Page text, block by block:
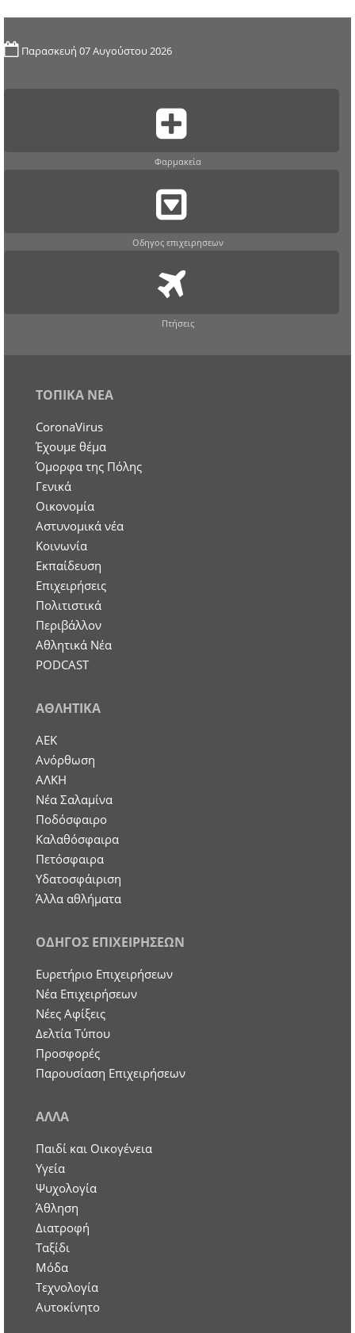
Παρασκευή 07 Αυγούστου 2026
Φαρμακεία
Οδηγος επιχειρησεων
Πτήσεις
ΤΟΠΙΚΑ ΝΕΑ
CoronaVirus
Έχουμε θέμα
Όμορφα της Πόλης
Γενικά
Οικονομία
Aστυνομικά νέα
Κοινωνία
Εκπαίδευση
Επιχειρήσεις
Πολιτιστικά
Περιβάλλον
Αθλητικά Νέα
PODCAST
ΑΘΛΗΤΙΚΑ
ΑΕΚ
Ανόρθωση
ΑΛΚΗ
Νέα Σαλαμίνα
Ποδόσφαιρο
Καλαθόσφαιρα
Πετόσφαιρα
Υδατοσφάιριση
Άλλα αθλήματα
ΟΔΗΓΟΣ ΕΠΙΧΕΙΡΗΣΕΩΝ
Ευρετήριο Επιχειρήσεων
Nέα Επιχειρήσεων
Νέες Αφίξεις
Δελτία Τύπου
Προσφορές
Παρουσίαση Επιχειρήσεων
ΑΛΛΑ
Παιδί και Οικογένεια
Υγεία
Ψυχολογία
Άθληση
Διατροφή
Ταξίδι
Μόδα
Τεχνολογία
Αυτοκίνητο